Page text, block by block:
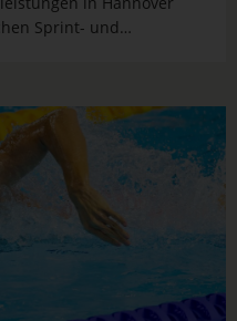
Sprint- und